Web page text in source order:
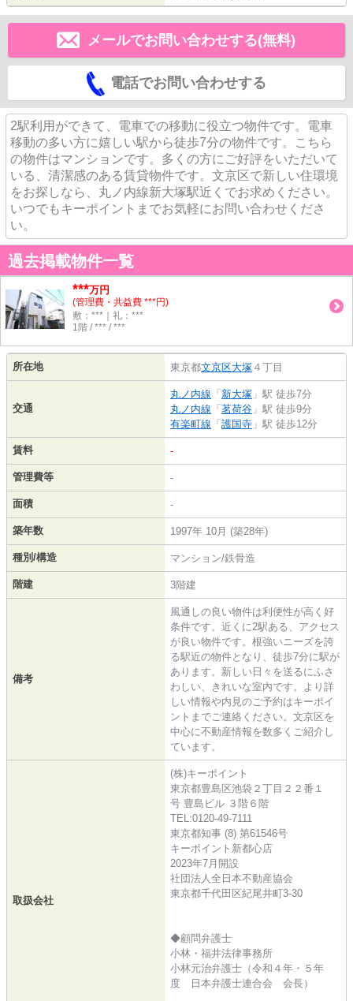
メールでお問い合わせする(無料)
電話でお問い合わせする
2駅利用ができて、電車での移動に役立つ物件です。電車
移動の多い方に嬉しい駅から徒歩7分の物件です。こちら
の物件はマンションです。多くの方にご好評をいただいて
いる、清潔感のある賃貸物件です。文京区で新しい住環境
をお探しなら、丸ノ内線新大塚駅近くでお求めください。
いつでもキーポイントまでお気軽にお問い合わせくださ
い。
過去掲載物件一覧
***万円
(管理費・共益費 ***円)
敷：***｜礼：***
1階 / *** / ***
所在地 東京都文京区大塚 ４丁目
交通
丸ノ内線 「 新大塚 」駅 徒歩7分
丸ノ内線 「 茗荷谷 」駅 徒歩9分
有楽町線 「 護国寺 」駅 徒歩12分
賃料 -
管理費等 -
面積 -
築年数 1997年 10月 (築28年)
種別/構造 マンション/鉄骨造
階建 3階建
備考
風通しの良い物件は利便性が高く好
条件です。近くに2駅ある、アクセス
が良い物件です。根強いニーズを誇
る駅近の物件となり、徒歩7分に駅が
あります。新しい日々を送るにふさ
わしい、きれいな室内です。より詳
しい情報や内見のご予約はキーポイ
ントまでご連絡ください。文京区を
中心に不動産情報を数多くご紹介し
ています。
取扱会社
(株)キーポイント
東京都豊島区池袋２丁目２２番１
号 豊島ビル ３階６階
TEL:0120-49-7111
東京都知事 (8) 第61546号
キーポイント新都心店
2023年7月開設
社団法人全日本不動産協会
東京都千代田区紀尾井町3-30
◆顧問弁護士
小林・福井法律事務所
小林元治弁護士（令和４年・５年
度 日本弁護士連合会 会長）